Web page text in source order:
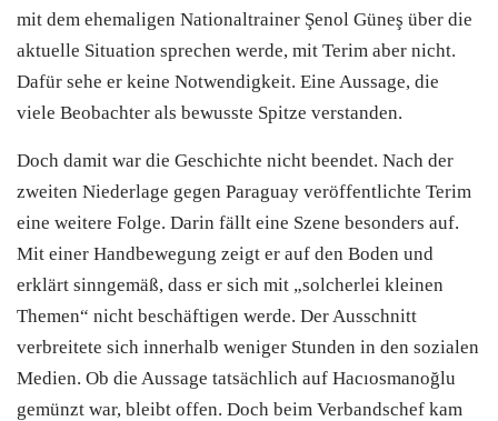
mit dem ehemaligen Nationaltrainer Şenol Güneş über die
aktuelle Situation sprechen werde, mit Terim aber nicht.
Dafür sehe er keine Notwendigkeit. Eine Aussage, die
viele Beobachter als bewusste Spitze verstanden.
Doch damit war die Geschichte nicht beendet. Nach der
zweiten Niederlage gegen Paraguay veröffentlichte Terim
eine weitere Folge. Darin fällt eine Szene besonders auf.
Mit einer Handbewegung zeigt er auf den Boden und
erklärt sinngemäß, dass er sich mit „solcherlei kleinen
Themen“ nicht beschäftigen werde. Der Ausschnitt
verbreitete sich innerhalb weniger Stunden in den sozialen
Medien. Ob die Aussage tatsächlich auf Hacıosmanoğlu
gemünzt war, bleibt offen. Doch beim Verbandschef kam